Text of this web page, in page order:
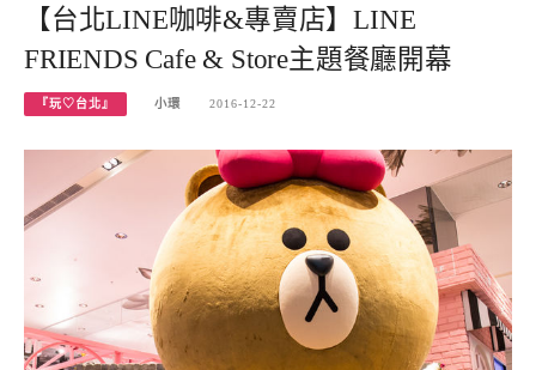
【台北LINE咖啡&專賣店】LINE
FRIENDS Cafe & Store主題餐廳開幕
『玩♡台北』 小環 2016-12-22